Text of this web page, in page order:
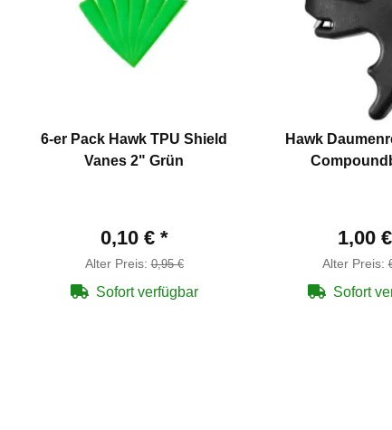
6-er Pack Hawk TPU Shield
Vanes 2" Grün
0,10 € *
Alter Preis:0,95 €
Sofort verfügbar
Hawk
1,00 €
Alter Preis:
Sofort